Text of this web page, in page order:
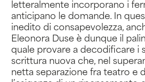
letteralmente incorporano i
anticipano le domande. In
inedito di consapevolezza,
Eleonora Duse è dunque il
quale provare a decodificare i
scrittura nuova che, nel
netta separazione fra teatro e